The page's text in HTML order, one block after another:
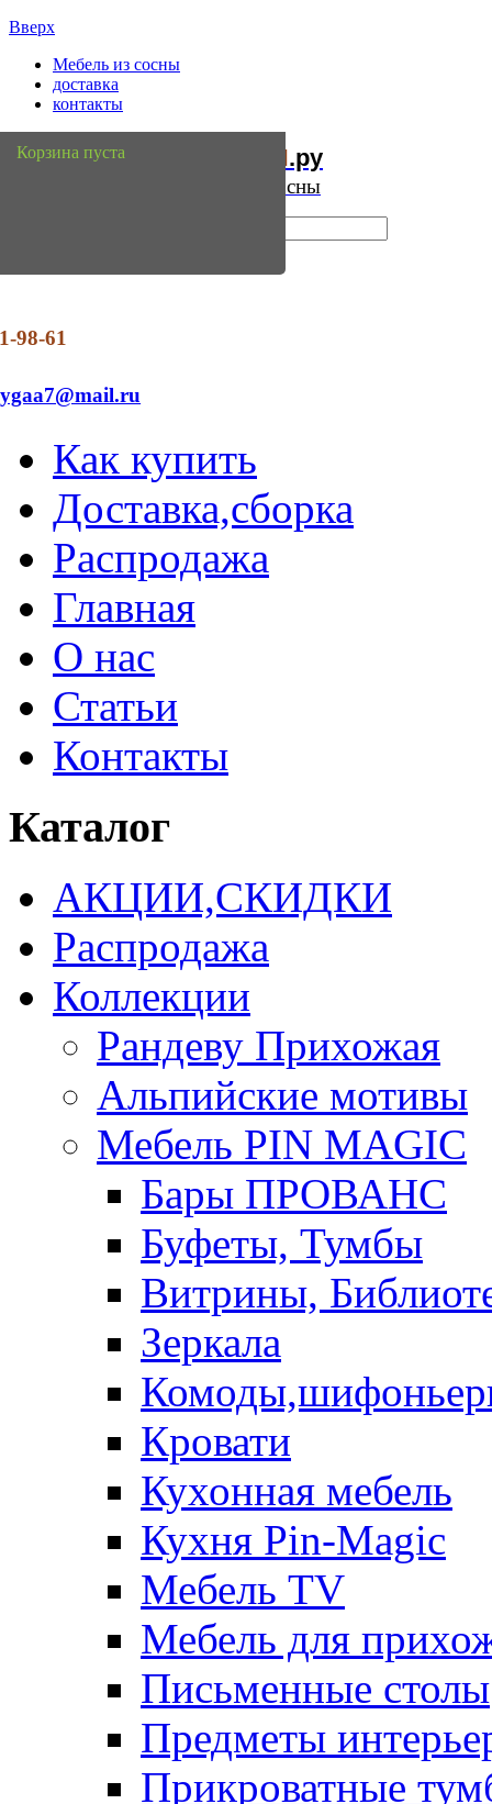
Вверх
Мебель из сосны
доставка
контакты
Мебель Сосны.ру
Интернет магазин мебели из сосны
98-61
Как купить
Доставка,сборка
Распродажа
Главная
О нас
Статьи
Контакты
Корзина пуста
Каталог
АКЦИИ,СКИДКИ
Распродажа
Коллекции
Рандеву Прихожая
Альпийские мотивы
Мебель PIN MAGIС
Бары ПРОВАНС
Буфеты, Тумбы
Витрины,
Зеркала
Кровати
Кухонная мебель
Кухня Pin-Magic
Мебель TV
Мебель для
Письменные столы
Предметы
Прикроватные